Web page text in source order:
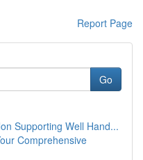
Report Page
Go
Supporting Well Hand...
Comprehensive